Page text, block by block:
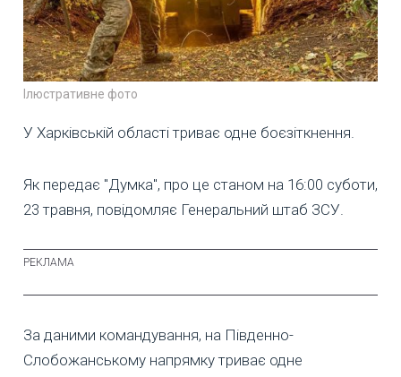
Ілюстративне фото
У Харківській області триває одне боєзіткнення.
Як передає "Думка", про це станом на 16:00 суботи,
23 травня, повідомляє Генеральний штаб ЗСУ.
За даними командування, на Південно-
Слобожанському напрямку триває одне